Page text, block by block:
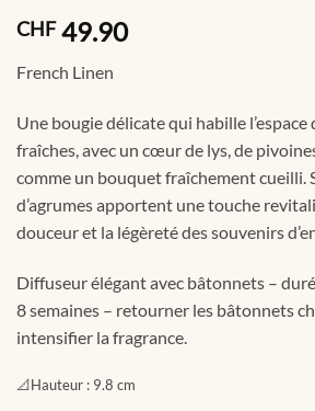
CHF49.90
French Linen
Une bougie délicate qui habille
fraîches, avec un cœur de lys, de
comme un bouquet fraîchement cueilli.
d’agrumes apportent une touche
douceur et la légèreté des souvenirs
Diffuseur élégant avec bâtonnets –
8 semaines – retourner les bâtonnets
intensifier la fragrance.
📐Hauteur : 9.8 cm